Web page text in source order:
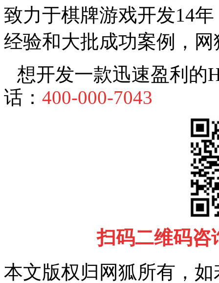
致力于棋牌游戏开发14
经验和大批成功案例，
想开发一款迅速盈利的
话： 400-000-7043
扫码二维码咨
本文版权归网狐所有，